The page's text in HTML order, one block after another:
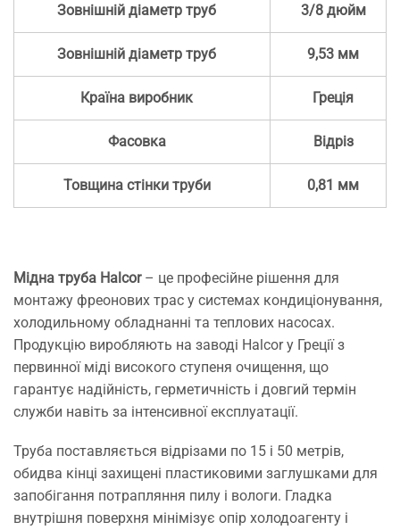
Зовнішній діаметр труб 3/8 дюйм
Зовнішній діаметр труб 9,53 мм
Країна виробник Греція
Фасовка Відріз
Товщина стінки труби 0,81 мм
Мідна труба Halcor– це професійне рішення для
монтажу фреонових трас у системах кондиціонування,
холодильному обладнанні та теплових насосах.
Продукцію виробляють на заводі Halcor у Греції з
первинної міді високого ступеня очищення, що
гарантує надійність, герметичність і довгий термін
служби навіть за інтенсивної експлуатації.
Труба поставляється відрізами по 15 і 50 метрів,
обидва кінці захищені пластиковими заглушками для
запобігання потрапляння пилу і вологи. Гладка
внутрішня поверхня мінімізує опір холодоагенту і